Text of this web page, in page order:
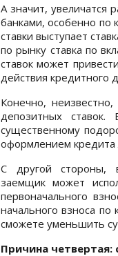
А значит, увеличатся
банками, особенно
ставки выступает
по рынку ставка по
ставок может
действия кредитного
Конечно,
депозитных
существенному
оформлением кредита
С другой стороны,
заемщик может
первоначального
начального взноса
сможете уменьшить
Причина